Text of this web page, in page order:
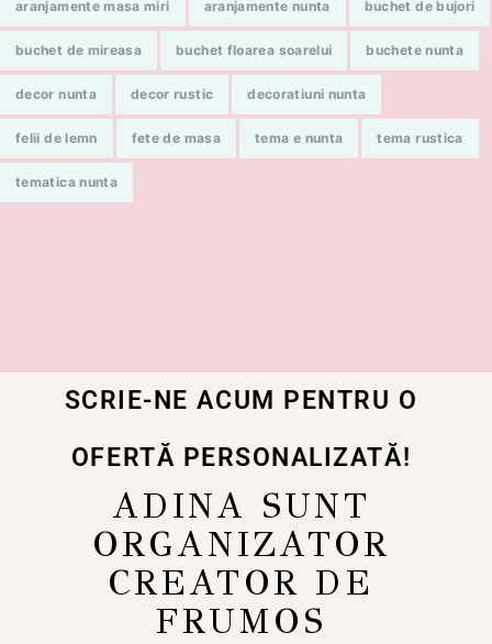
aranjamente masa miri aranjamente nunta buchet de bujori
buchet de mireasa buchet floarea soarelui buchete nunta
decor nunta decor rustic decoratiuni nunta
felii de lemn fete de masa tema e nunta tema rustica
tematica nunta
SCRIE-NE ACUM PENTRU O
OFERTĂ PERSONALIZATĂ!
ADINA SUNT
ORGANIZATOR
CREATOR DE
FRUMOS